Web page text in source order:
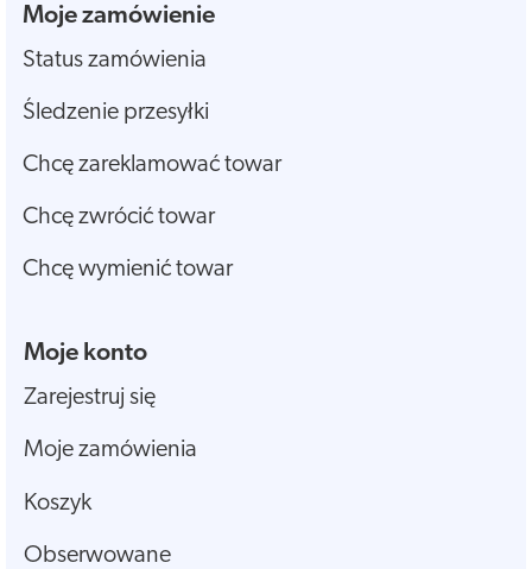
Moje zamówienie
Status zamówienia
Śledzenie przesyłki
Chcę zareklamować towar
Chcę zwrócić towar
Chcę wymienić towar
Moje konto
Zarejestruj się
Moje zamówienia
Koszyk
Obserwowane